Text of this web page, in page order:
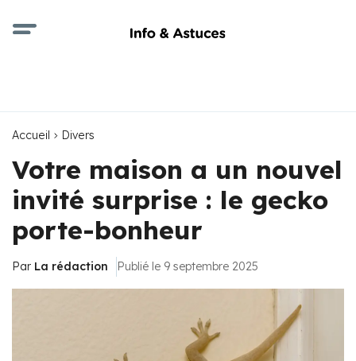
Accueil Divers
Votre maison a un nouvel
invité surprise : le gecko
porte-bonheur
Par La rédaction Publié le 9 septembre 2025